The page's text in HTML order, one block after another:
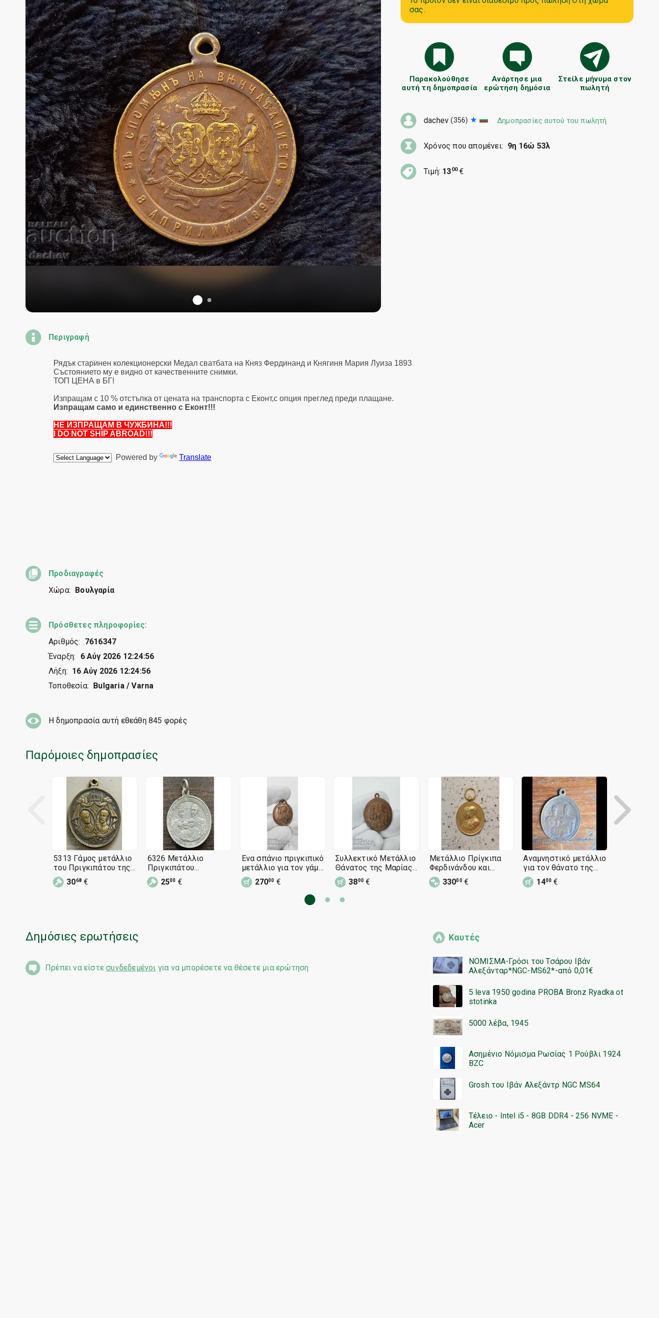
σας.
Παρακολούθησε
αυτή τη δημοπρασία
Ανάρτησε μια
ερώτηση δημόσια
Στείλε μήνυμα στον
πωλητή
dachev (356) Δημοπρασίες αυτού του πωλητή
Χρόνος που απομένει: 9η 16ώ 53λ
Τιμή: 1300€
Περιγραφή
Προδιαγραφές
Χώρα:
Βουλγαρία
Πρόσθετες πληροφορίες:
Αριθμός:
7616347
Έναρξη:
6 Αύγ 2026 12:24:56
Λήξη: 16 Αύγ 2026 12:24:56
Τοποθεσία:
Bulgaria / Varna
Η δημοπρασία αυτή εθεάθη 845 φορές
Παρόμοιες δημοπρασίες
5313 Γάμος μετάλλιο
του Πριγκιπάτου της
Βουλγαρίας Πρίγκιπας
Φερδινάνδος 1893
3068 €
6326 Μετάλλιο
Πριγκιπάτου
Βουλγαρίας Για τον
θάνατο της
2500 €
Ένα σπάνιο πριγκιπικό
μετάλλιο για τον γάμο
του Φερδινάνδου Α'
189327000 €
Συλλεκτικό Μετάλλιο
Θάνατος της Μαρίας
Λουίζας 1899
3800€
Μετάλλιο Πρίγκιπα
Φερδινάνδου και
Μαρίας Λουίζας
33000€
Αναμνηστικό μετάλλιο
για τον θάνατο της
Πριγκίπισσας Μαρίας
Λουίζας
1400 €
Δημόσιες ερωτήσεις
Πρέπει να είστεσυνδεδεμένοι για να μπορέσετε να θέσετε μια ερώτηση
Καυτές
ΝΟΜΙΣΜΑ-Γρόσι του Τσάρου Ιβάν
Αλεξάνταρ*NGC-MS62*-από 0,01€
5 leva 1950 godina PROBA Bronz Ryadka ot
stotinka
5000 λέβα, 1945
Ασημένιο Νόμισμα Ρωσίας 1 Ρούβλι 1924
BZC
Grosh του Ιβάν Αλεξάντρ NGC MS64
Τέλειο - Intel i5 - 8GB DDR4 - 256 NVME -
Acer